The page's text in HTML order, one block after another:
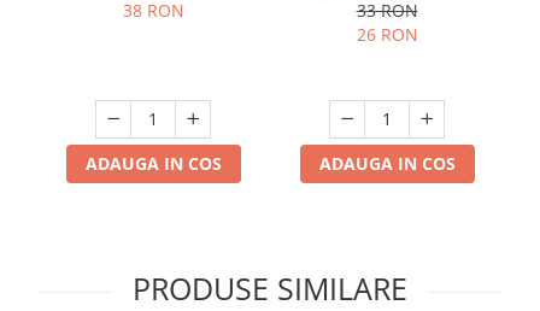
38 RON
ADAUGA IN COS
33 RON
26 RON
ADAUGA IN COS
PRODUSE SIMILARE